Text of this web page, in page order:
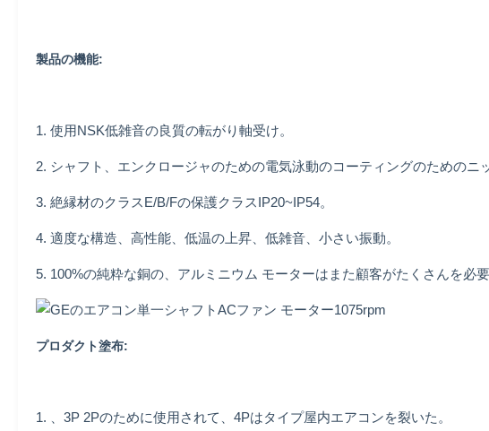
製品の機能:
1. 使用NSK低雑音の良質の転がり軸受け。
2. シャフト、エンクロージャのための電気泳動のコーティングのためのニ
3. 絶縁材のクラスE/B/Fの保護クラスIP20~IP54。
4. 適度な構造、高性能、低温の上昇、低雑音、小さい振動。
5. 100%の純粋な銅の、アルミニウム モーターはまた顧客がたくさんを必
プロダクト塗布:
1. 、3P 2Pのために使用されて、4Pはタイプ屋内エアコンを裂いた。